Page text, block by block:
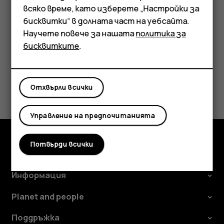
Аксесоари
Таблети
, за да го настроите на тих режим.
Полезен ли беше този отговор?
Да Не
Изследвайте
Информация
Planet and people
Поддръжка
всяко време, като изберете „Настройки за
бисквитки“ в долната част на уебсайта.
Научете повече за нашатаполитика за
бисквитките.
Отхвърли всички
Управление на предпочитанията
Потвърди всички